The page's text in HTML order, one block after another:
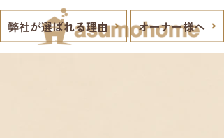
弊社が選ばれる理由 オーナー様へ